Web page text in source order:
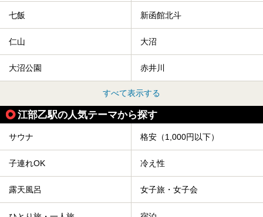
七飯 新函館北斗
仁山 大沼
大沼公園 赤井川
すべて表示する
江部乙駅の人気テーマから探す
サウナ 格安（1,000円以下）
子連れOK 冷え性
露天風呂 女子旅・女子会